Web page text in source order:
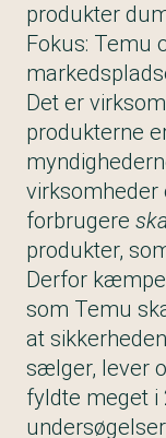
produkter
Fokus: Temu
Det er
produkterne
virksomheder
forbrugere
produkter,
Derfor
som Temu
at
sælger, lever
fyldte meget i